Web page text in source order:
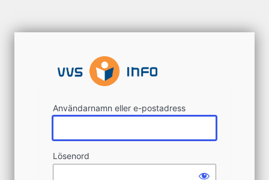
in
Användarnamn eller e-postadress
Lösenord